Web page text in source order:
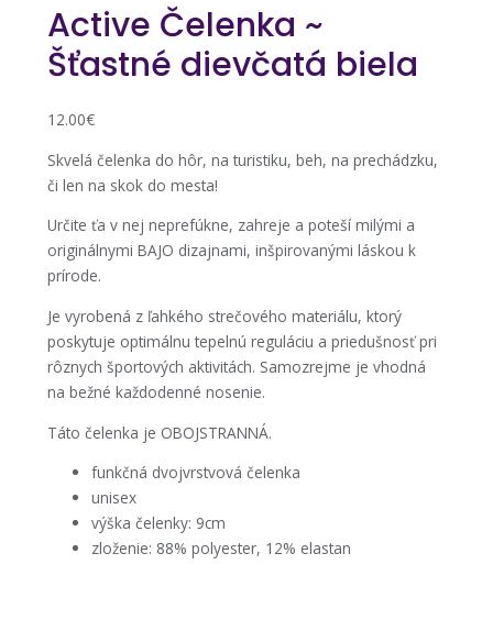
Active Čelenka ~
Šťastné dievčatá biela
12.00€
Skvelá čelenka do hôr, na turistiku, beh, na prechádzku,
či len na skok do mesta!
Určite ťa v nej neprefúkne, zahreje a poteší milými a
originálnymi BAJO dizajnami, inšpirovanými láskou k
prírode.
Je vyrobená z ľahkého strečového materiálu, ktorý
poskytuje optimálnu tepelnú reguláciu a priedušnosť pri
rôznych športových aktivitách. Samozrejme je vhodná
na bežné každodenné nosenie.
Táto čelenka je OBOJSTRANNÁ.
funkčná dvojvrstvová čelenka
unisex
výška čelenky: 9cm
zloženie: 88% polyester, 12% elastan